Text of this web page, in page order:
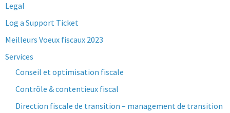
Legal
Log a Support Ticket
Meilleurs Voeux fiscaux 2023
Services
Conseil et optimisation fiscale
Contrôle & contentieux fiscal
Direction fiscale de transition – management de transition